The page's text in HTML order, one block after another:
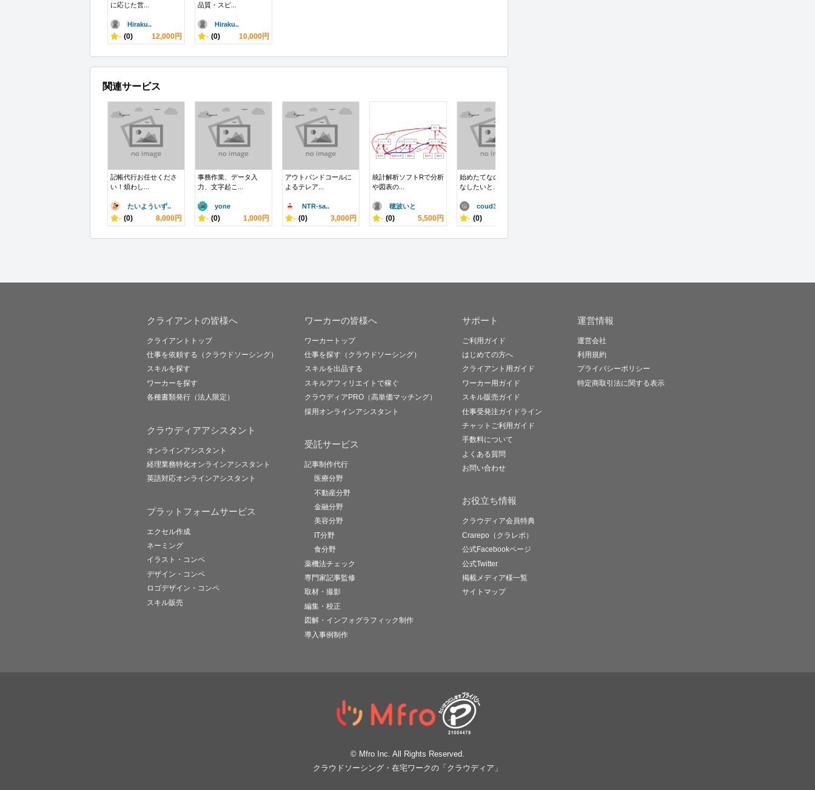
に応じた営...
Hiraku..
- (0) 12,000円
品質・スピ...
Hiraku..
- (0) 10,000円
関連サービス
記帳代行お任せくださ
い！煩わし...
たいよういず..
- (0) 8,000円
事務作業、データ入
力、文字起こ...
yone
- (0) 1,000円
アウトバンドコールに
よるテレア...
NTR-sa..
- (0) 3,000円
統計解析ソフトRで分析
や図表の...
穂波いと
- (0) 5,500円
始めたてなので量をこ
なしたいと...
coud37..
- (0)
クライアントの皆様へ
クライアントトップ
仕事を依頼する（クラウドソーシング）
スキルを探す
ワーカーを探す
各種書類発行（法人限定）
クラウディアアシスタント
オンラインアシスタント
経理業務特化オンラインアシスタント
英語対応オンラインアシスタント
プラットフォームサービス
エクセル作成
ネーミング
イラスト・コンペ
デザイン・コンペ
ロゴデザイン・コンペ
スキル販売
ワーカーの皆様へ
ワーカートップ
仕事を探す（クラウドソーシング）
スキルを出品する
スキルアフィリエイトで稼ぐ
クラウディアPRO（高単価マッチング）
採用オンラインアシスタント
受託サービス
記事制作代行
医療分野
不動産分野
金融分野
美容分野
IT分野
食分野
薬機法チェック
専門家記事監修
取材・撮影
編集・校正
図解・インフォグラフィック制作
導入事例制作
サポート
ご利用ガイド
はじめての方へ
クライアント用ガイド
ワーカー用ガイド
スキル販売ガイド
仕事受発注ガイドライン
チャットご利用ガイド
手数料について
よくある質問
お問い合わせ
お役立ち情報
クラウディア会員特典
Crarepo（クラレポ）
公式Facebookページ
公式Twitter
掲載メディア様一覧
サイトマップ
運営情報
運営会社
利用規約
プライバシーポリシー
特定商取引法に関する表示
© Mfro Inc. All Rights Reserved.
クラウドソーシング・在宅ワークの「クラウディア」